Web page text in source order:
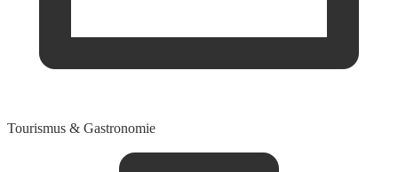
Tourismus & Gastronomie